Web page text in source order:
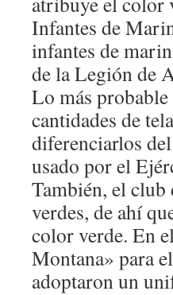
Infantes de
infantes de
de la Legión de
Lo más probable
cantidades de
diferenciarlos
usado por el
También, el club
verdes, de ahí
color verde. En
Montana» para
adoptaron un